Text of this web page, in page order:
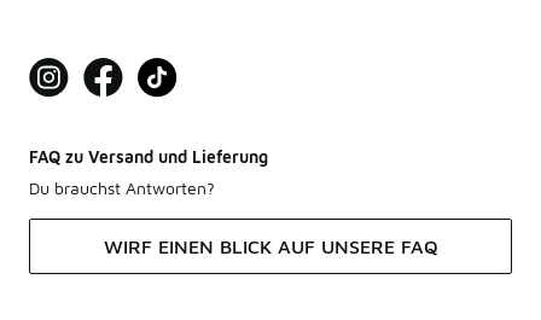
FAQ zu Versand und Lieferung
Du brauchst Antworten?
WIRF EINEN BLICK AUF UNSERE FAQ